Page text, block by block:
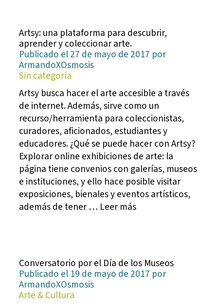
Artsy: una plataforma para descubrir,
aprender y coleccionar arte.
Publicado el 27 de mayo de 2017 por
ArmandoXOsmosis
Sin categoría
Artsy busca hacer el arte accesible a través
de internet. Además, sirve como un
recurso/herramienta para coleccionistas,
curadores, aficionados, estudiantes y
educadores. ¿Qué se puede hacer con Artsy?
Explorar online exhibiciones de arte: la
página tiene convenios con galerías, museos
e instituciones, y ello hace posible visitar
exposiciones, bienales y eventos artísticos,
además de tener … Leer más
Conversatorio por el Día de los Museos
Publicado el 19 de mayo de 2017 por
ArmandoXOsmosis
Arte & Cultura